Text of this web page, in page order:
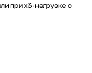
при x3-нагрузке с